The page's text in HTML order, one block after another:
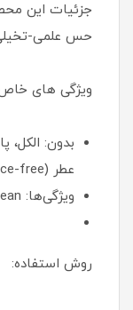
حس علمی-
ویژگی های
بدون: الکل،
عطر (fragrance-free).
ویژگی‌ها: Vegan، Cruelty-Free، Clean.
روش استفاده: